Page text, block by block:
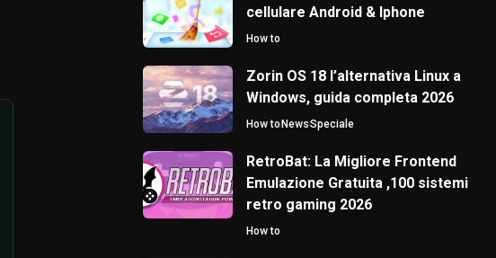
cellulare Android & Iphone
How to
Zorin OS 18 l’alternativa Linux a
Windows, guida completa 2026
How toNewsSpeciale
RetroBat: La Migliore Frontend
Emulazione Gratuita ,100 sistemi
retro gaming 2026
How to